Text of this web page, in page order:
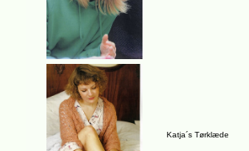
Katja´s Tørklæde